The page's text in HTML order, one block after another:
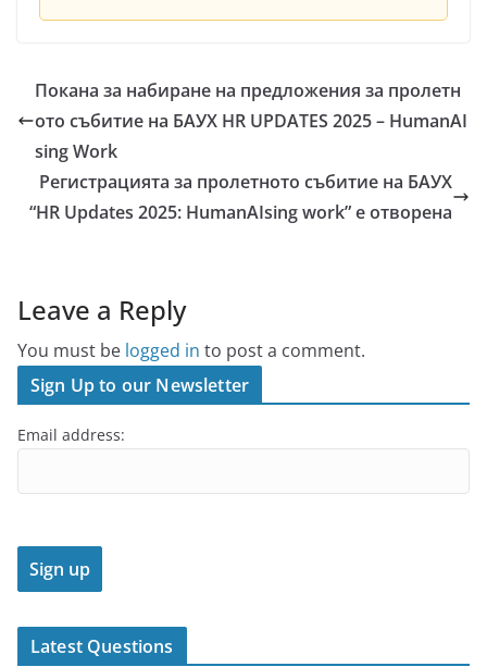
Покана за набиране на предложения за пролетн
ото събитие на БАУХ HR UPDATES 2025 – HumanAI
sing Work
Регистрацията за пролетното събитие на БАУХ
“HR Updates 2025: HumanAIsing work” е отворена
Leave a Reply
You must be logged in to post a comment.
Sign Up to our Newsletter
Email address:
Latest Questions